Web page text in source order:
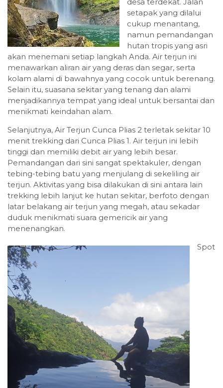
desa terdekat. Jalan
setapak yang dilalui
cukup menantang,
namun pemandangan
hutan tropis yang asri
akan menemani setiap langkah Anda. Air terjun ini
menawarkan aliran air yang deras dan segar, serta
kolam alami di bawahnya yang cocok untuk berenang.
Selain itu, suasana sekitar yang tenang dan alami
menjadikannya tempat yang ideal untuk bersantai dan
menikmati keindahan alam.
Selanjutnya, Air Terjun Cunca Plias 2 terletak sekitar 10
menit trekking dari Cunca Plias 1. Air terjun ini lebih
tinggi dan memiliki debit air yang lebih besar.
Pemandangan dari sini sangat spektakuler, dengan
tebing-tebing batu yang menjulang di sekeliling air
terjun. Aktivitas yang bisa dilakukan di sini antara lain
trekking lebih lanjut ke hutan sekitar, berfoto dengan
latar belakang air terjun yang megah, atau sekadar
duduk menikmati suara gemericik air yang
menenangkan.
Spot